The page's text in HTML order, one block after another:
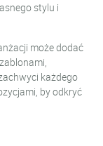
stylu i
może dodać
każdego
by odkryć